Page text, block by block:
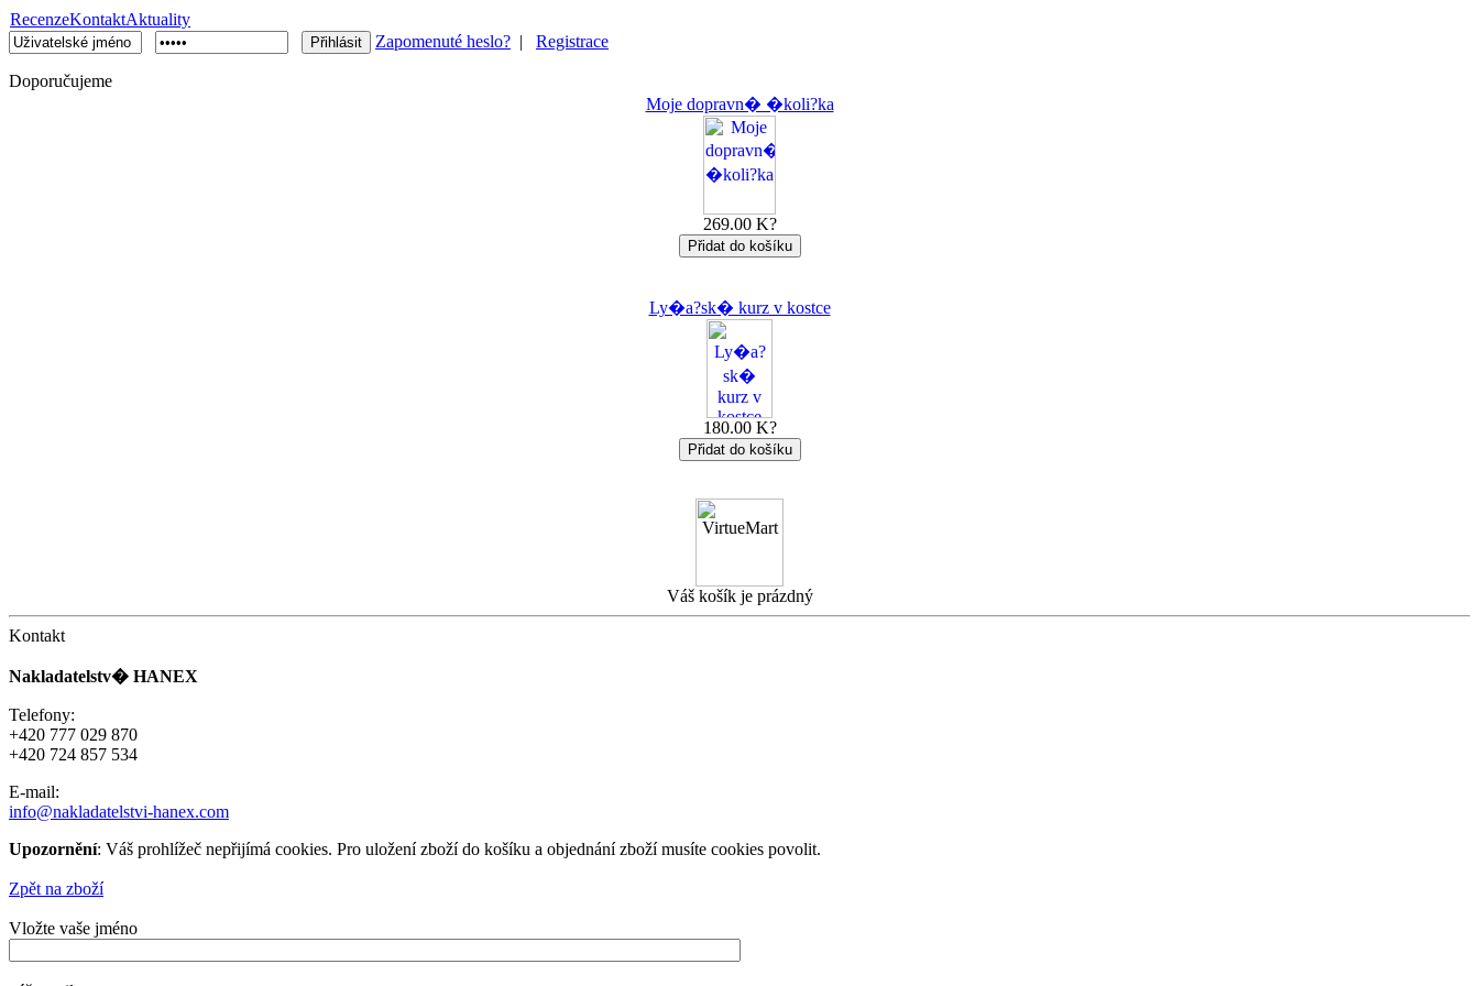
RecenzeKontaktAktuality
Zapomenuté heslo? | Registrace
Doporučujeme
Moje dopravn� �koli?ka
269.00 K?
Ly�a?sk� kurz v kostce
180.00 K?
Váš košík je prázdný
Kontakt
Nakladatelstv� HANEX
Telefony:
+420 777 029 870
+420 724 857 534
E-mail:
info@nakladatelstvi-hanex.com
Upozornění: Váš prohlížeč nepřijímá cookies. Pro uložení zboží do košíku a objednání zboží musíte cookies povolit.
Zpět na zboží
Vložte vaše jméno